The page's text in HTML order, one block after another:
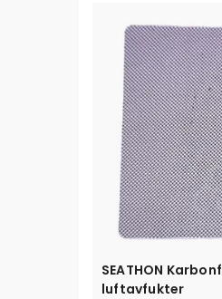
SEATHON
luftavfukter